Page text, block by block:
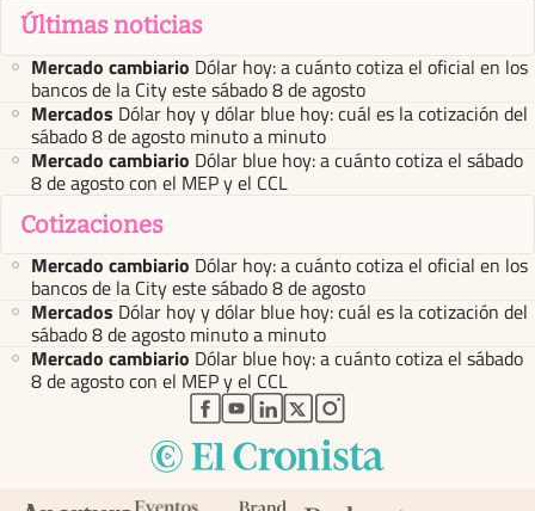
Últimas noticias
Mercado cambiario Dólar hoy: a cuánto cotiza el oficial en los
bancos de la City este sábado 8 de agosto
Mercados Dólar hoy y dólar blue hoy: cuál es la cotización del
sábado 8 de agosto minuto a minuto
Mercado cambiario Dólar blue hoy: a cuánto cotiza el sábado
8 de agosto con el MEP y el CCL
Cotizaciones
Mercado cambiario Dólar hoy: a cuánto cotiza el oficial en los
bancos de la City este sábado 8 de agosto
Mercados Dólar hoy y dólar blue hoy: cuál es la cotización del
sábado 8 de agosto minuto a minuto
Mercado cambiario Dólar blue hoy: a cuánto cotiza el sábado
8 de agosto con el MEP y el CCL
abre en nueva pestaña
abre en nueva pestaña
abre en nueva pestaña
abre en nueva pestaña
abre en nueva pestaña